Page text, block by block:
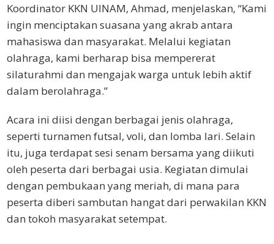
Koordinator KKN UINAM, Ahmad, menjelaskan, “Kami
ingin menciptakan suasana yang akrab antara
mahasiswa dan masyarakat. Melalui kegiatan
olahraga, kami berharap bisa mempererat
silaturahmi dan mengajak warga untuk lebih aktif
dalam berolahraga.”
Acara ini diisi dengan berbagai jenis olahraga,
seperti turnamen futsal, voli, dan lomba lari. Selain
itu, juga terdapat sesi senam bersama yang diikuti
oleh peserta dari berbagai usia. Kegiatan dimulai
dengan pembukaan yang meriah, di mana para
peserta diberi sambutan hangat dari perwakilan KKN
dan tokoh masyarakat setempat.